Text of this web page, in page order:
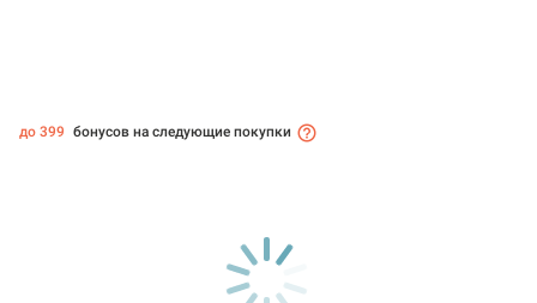
до 399 бонусов на следующие покупки